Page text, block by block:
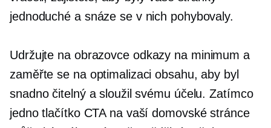
jednoduché a snáze se v nich pohybovaly.
Udržujte na obrazovceodkazy na minimum a
zaměřte se na optimalizaci obsahu, aby byl
snadno čitelný a sloužil svému účelu. Zatímco
jedno tlačítko CTA na vaší domovské stránce